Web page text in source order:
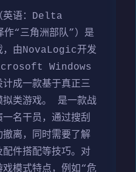
英语：Delta
“三角洲部队”）是
，由NovaLogic开发
Windows
成一款基于真正三
拟类游戏。 是一款战
名干员，通过搜刮
离，同时需要了解
件搭配等技巧。对
模式特点，例如“危